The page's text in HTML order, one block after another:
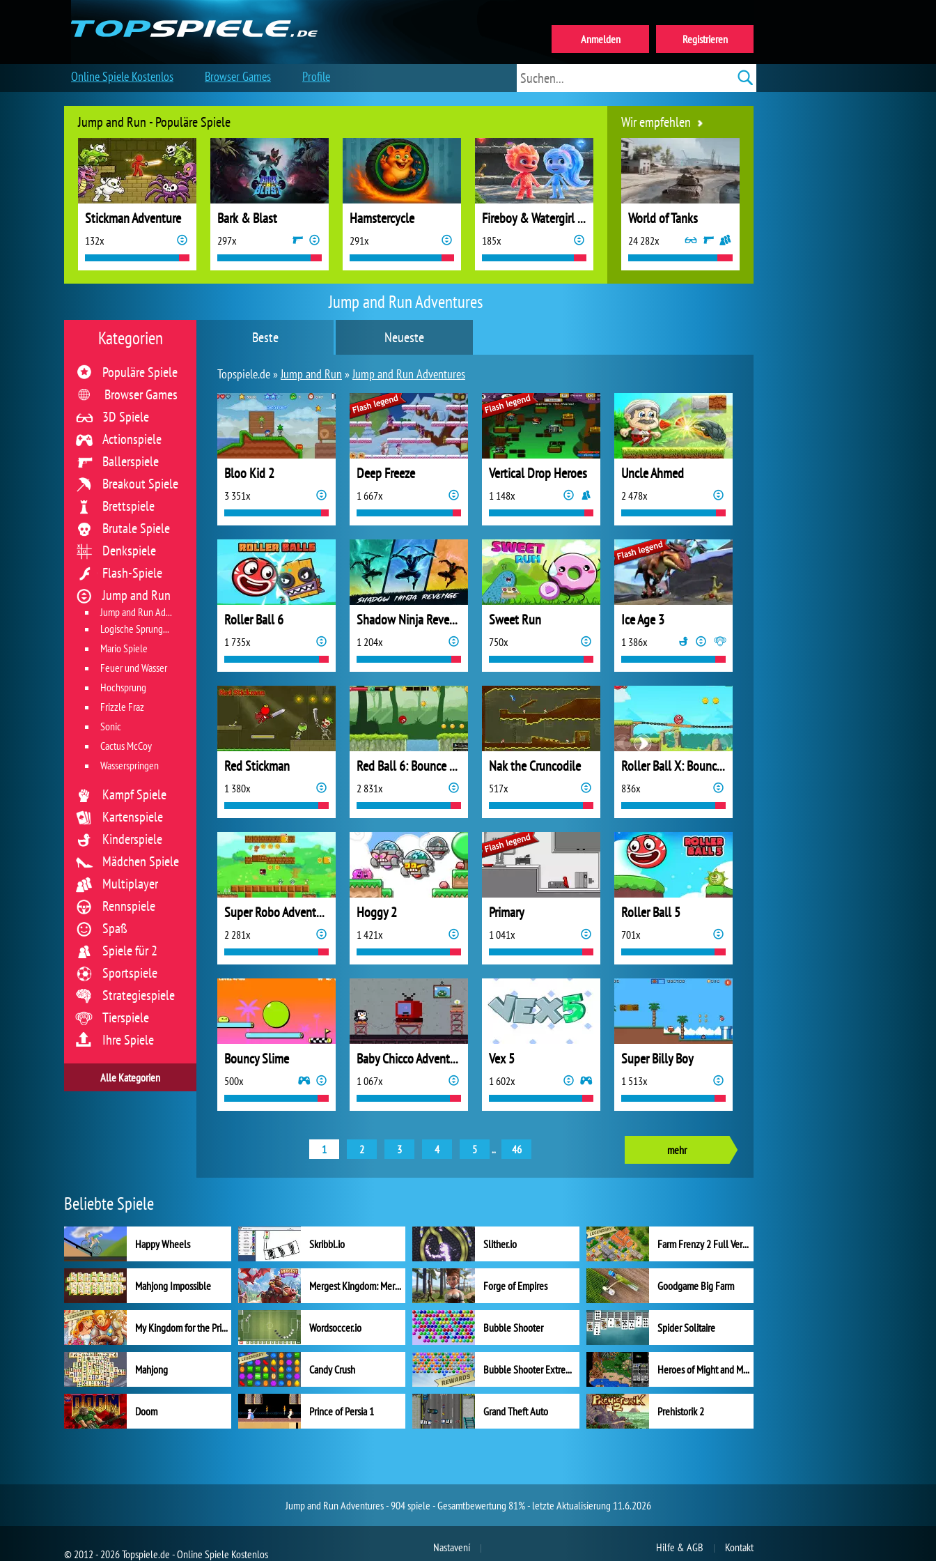
Jump and Run Adventures
Beste Neueste
Topspiele.de »Jump and Run »Jump and Run Adventures
Bloo Kid 2
3 351x
Deep Freeze
1 667x
Vertical Drop Heroes
1 148x
Uncle Ahmed
2 478x
Roller Ball 6
1 735x
Shadow Ninja Revenge
1 204x
Sweet Run
750x
Ice Age 3
1 386x
Red Stickman
1 380x
Red Ball 6: Bounce Ball
2 831x
Nak the Cruncodile
517x
Roller Ball X: Bounce Ball
836x
Super Robo Adventure
2 281x
Hoggy 2
1 421x
Primary
1 041x
Roller Ball 5
701x
Bouncy Slime
500x
Baby Chicco Adventures
1 067x
Vex 5
1 602x
Super Billy Boy
1 513x
1 2 3 4 5 .. 46 mehr
Kategorien
Populäre Spiele
Browser Games
3D Spiele
Actionspiele
Ballerspiele
Breakout Spiele
Brettspiele
Brutale Spiele
Denkspiele
Flash-Spiele
Jump and Run
Jump and Run Adventures
Logische Sprungspiele
Mario Spiele
Feuer und Wasser
Hochsprung
Frizzle Fraz
Sonic
Cactus McCoy
Wasserspringen
Kampf Spiele
Kartenspiele
Kinderspiele
Mädchen Spiele
Multiplayer
Rennspiele
Spaß
Spiele für 2
Sportspiele
Strategiespiele
Tierspiele
Ihre Spiele
Alle Kategorien
Jump and Run - Populäre Spiele
Stickman Adventure
132x
Bark & Blast
297x
Hamstercycle
291x
Fireboy & Watergirl 7: and Friends
185x
Wir empfehlen
World of Tanks
24 282x
Zoo 2: Animal Park
My Free Zoo
Beliebte Spiele
Happy Wheels Skribbl.io Slither.io Farm Frenzy 2 Full Version
Mahjong Impossible Mergest Kingdom: Merge Puzzle Forge of Empires Goodgame Big Farm
My Kingdom for the Princess Vollversion Wordsoccer.io Bubble Shooter Spider Solitaire
Mahjong Candy Crush Bubble Shooter Extreme Heroes of Might and Magic II
Doom Prince of Persia 1 Grand Theft Auto Prehistorik 2
Jump and Run Adventures - 904 spiele - Gesamtbewertung 81% - letzte Aktualisierung 11.6.2026
Nastavení
© 2012 - 2026 Topspiele.de - Online Spiele Kostenlos Hilfe & AGB Kontakt
Registrieren
Anmelden
Online Spiele Kostenlos Browser Games Profile